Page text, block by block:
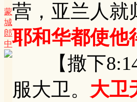
蒙
城
郎
中
营，亚兰人就
耶和华都使他
【撒下8:14
服大卫。 大卫